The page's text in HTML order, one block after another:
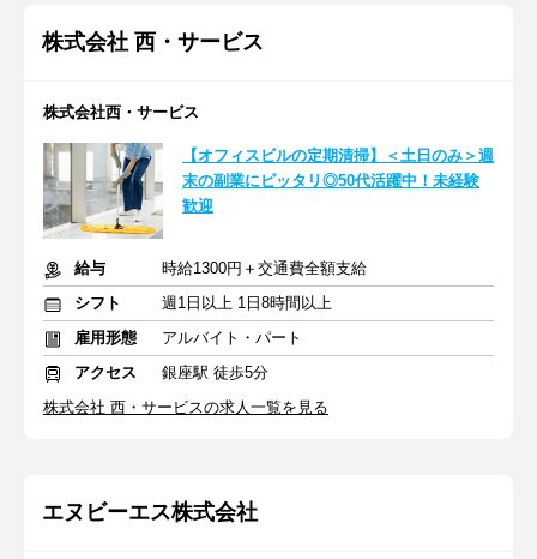
株式会社 西・サービス
株式会社西・サービス
【オフィスビルの定期清掃】＜土日のみ＞週
末の副業にピッタリ◎50代活躍中！未経験
歓迎
給与
時給1300円＋交通費全額支給
シフト
週1日以上 1日8時間以上
雇用形態
アルバイト・パート
アクセス
銀座駅 徒歩5分
株式会社 西・サービスの求人一覧を見る
エヌビーエス株式会社